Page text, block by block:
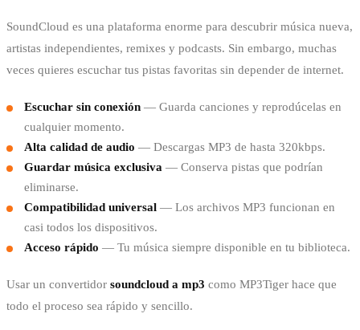
SoundCloud es una plataforma enorme para descubrir música nueva,
artistas independientes, remixes y podcasts. Sin embargo, muchas
veces quieres escuchar tus pistas favoritas sin depender de internet.
Escuchar sin conexión — Guarda canciones y reprodúcelas en
cualquier momento.
Alta calidad de audio — Descargas MP3 de hasta 320kbps.
Guardar música exclusiva — Conserva pistas que podrían
eliminarse.
Compatibilidad universal — Los archivos MP3 funcionan en
casi todos los dispositivos.
Acceso rápido — Tu música siempre disponible en tu biblioteca.
Usar un convertidor soundcloud a mp3 como MP3Tiger hace que
todo el proceso sea rápido y sencillo.